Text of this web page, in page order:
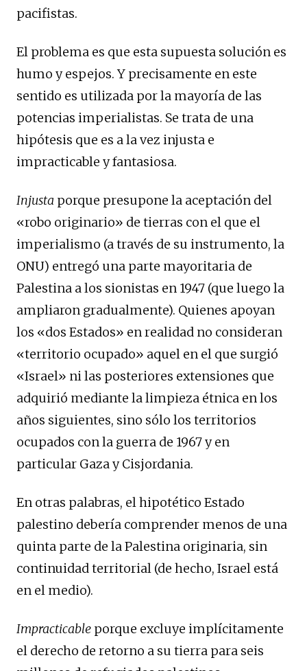
pacifistas.
El problema es que esta supuesta solución es
humo y espejos. Y precisamente en este
sentido es utilizada por la mayoría de las
potencias imperialistas. Se trata de una
hipótesis que es a la vez injusta e
impracticable y fantasiosa.
Injusta porque presupone la aceptación del
«robo originario» de tierras con el que el
imperialismo (a través de su instrumento, la
ONU) entregó una parte mayoritaria de
Palestina a los sionistas en 1947 (que luego la
ampliaron gradualmente). Quienes apoyan
los «dos Estados» en realidad no consideran
«territorio ocupado» aquel en el que surgió
«Israel» ni las posteriores extensiones que
adquirió mediante la limpieza étnica en los
años siguientes, sino sólo los territorios
ocupados con la guerra de 1967 y en
particular Gaza y Cisjordania.
En otras palabras, el hipotético Estado
palestino debería comprender menos de una
quinta parte de la Palestina originaria, sin
continuidad territorial (de hecho, Israel está
en el medio).
Impracticable porque excluye implícitamente
el derecho de retorno a su tierra para seis